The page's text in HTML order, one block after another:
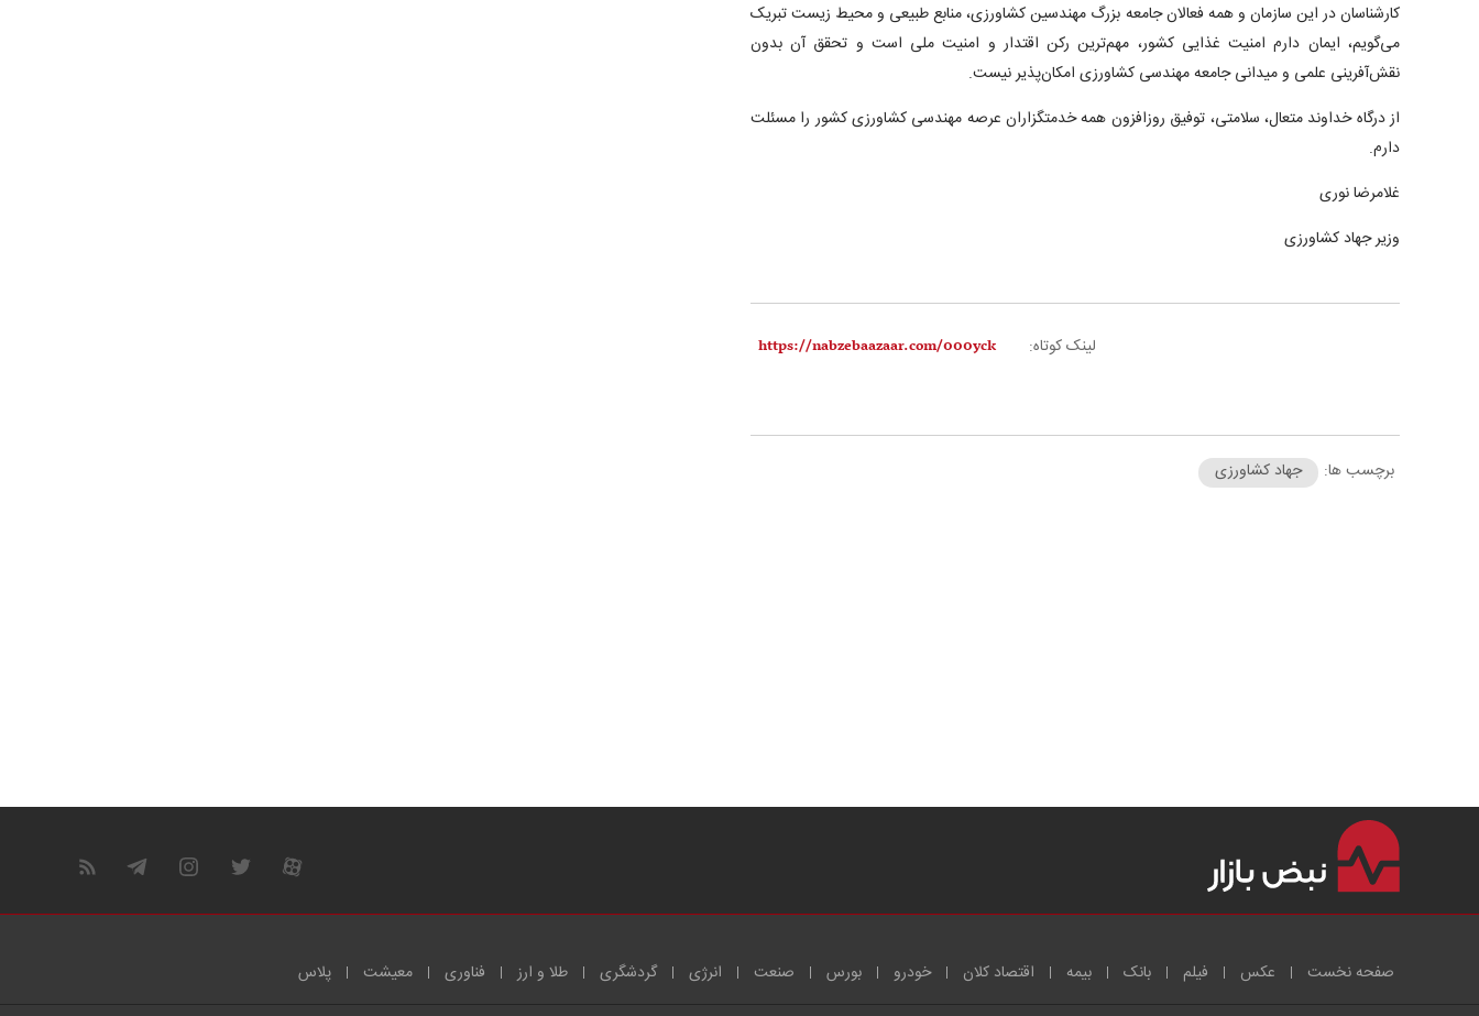
کارشناسان در این سازمان و همه فعالان جامعه بزرگ مهندسین کشاورزی، منابع طبیعی و محیط زیست تبریک
می‌گویم، ایمان دارم امنیت غذایی کشور، مهم‌ترین رکن اقتدار و امنیت ملی است و تحقق آن بدون
نقش‌آفرینی علمی و میدانی جامعه مهندسی کشاورزی امکان‌پذیر نیست.
از درگاه خداوند متعال، سلامتی، توفیق روزافزون همه خدمتگزاران عرصه مهندسی کشاورزی کشور را مسئلت
دارم.
غلامرضا نوری
وزیر جهاد کشاورزی
لینک کوتاه:
برچسب ها: جهاد کشاورزی
صفحه نخست عکس فیلم بانک بیمه اقتصاد کلان خودرو بورس صنعت انرژی گردشگری طلا و ارز فناوری معیشت پلاس